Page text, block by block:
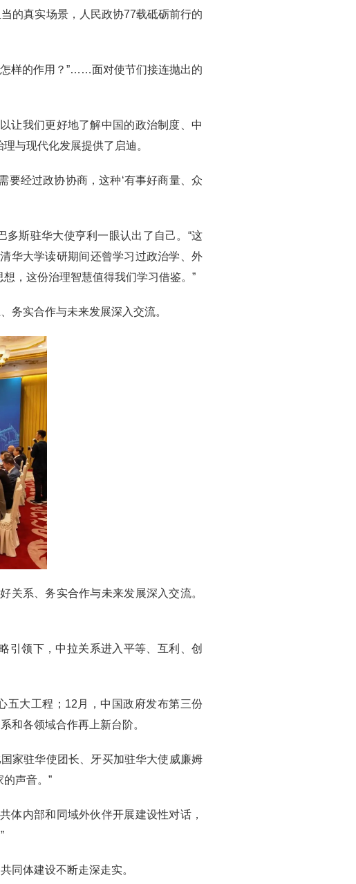
的真实场景，人民政协77载砥砺前行的
怎样的作用？”……面对使节们接连抛出的
让我们更好地了解中国的政治制度、中
与现代化发展提供了启迪。
要经过政协协商，这种‘有事好商量、众
斯驻华大使亨利一眼认出了自己。“这
华大学读研期间还曾学习过政治学、外
，这份治理智慧值得我们学习借鉴。”
务实合作与未来发展深入交流。
关系、务实合作与未来发展深入交流。
引领下，中拉关系进入平等、互利、创
五大工程；12月，中国政府发布第三份
和各领域合作再上新台阶。
家驻华使团长、牙买加驻华大使威廉姆
声音。”
体内部和同域外伙伴开展建设性对话，
同体建设不断走深走实。